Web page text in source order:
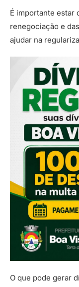
É importante estar
renegociação e
ajudar na
O que pode gerar